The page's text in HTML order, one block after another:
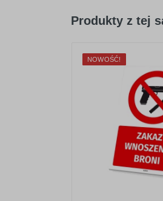
Produkty z tej
NOWOŚĆ!